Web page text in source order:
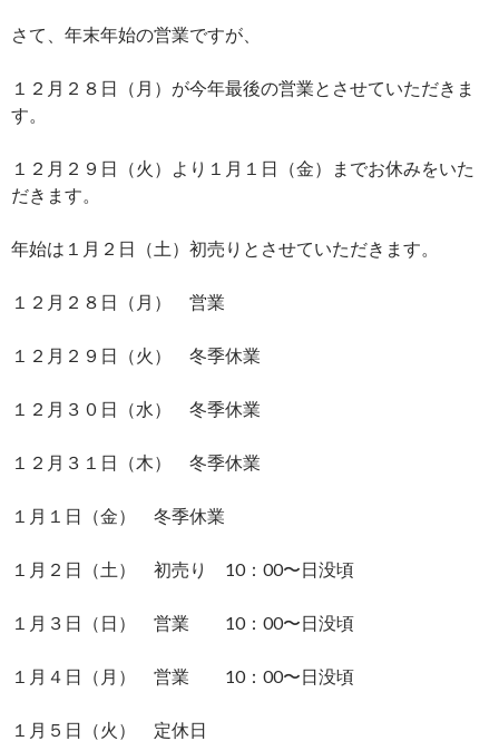
さて、年末年始の営業ですが、
１２月２８日（月）が今年最後の営業とさせていただきま
す。
１２月２９日（火）より１月１日（金）までお休みをいた
だきます。
年始は１月２日（土）初売りとさせていただきます。
１２月２８日（月） 営業
１２月２９日（火） 冬季休業
１２月３０日（水） 冬季休業
１２月３１日（木） 冬季休業
１月１日（金） 冬季休業
１月２日（土） 初売り 10：00〜日没頃
１月３日（日） 営業 10：00〜日没頃
１月４日（月） 営業 10：00〜日没頃
１月５日（火） 定休日